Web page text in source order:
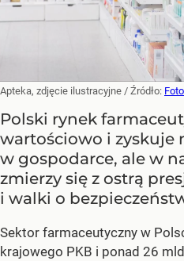
Apteka, zdjęcie ilustracyjne / Źródło:
Polski rynek
wartościowo i zyskuje
w gospodarce, ale w
zmierzy się z ostrą
i walki o
Sektor farmaceutyczny w
krajowego PKB i ponad 26